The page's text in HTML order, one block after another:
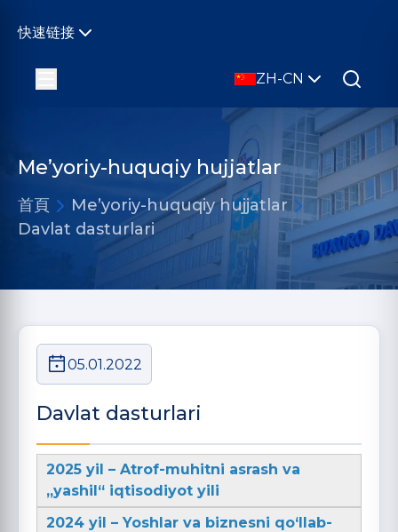
快速链接
ZH-CN
Me’yoriy-huquqiy hujjatlar
首頁
Me’yoriy-huquqiy hujjatlar
Davlat dasturlari
05.01.2022
Davlat dasturlari
2025 yil – Atrof-muhitni asrash va
„yashil“ iqtisodiyot yili
2024 yil – Yoshlar va biznesni qo‘llab-